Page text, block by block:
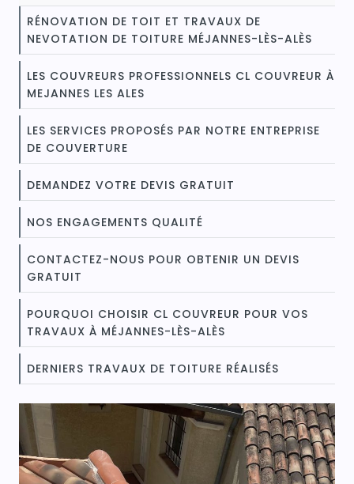
RÉNOVATION DE TOIT ET TRAVAUX DE
NEVOTATION DE TOITURE MÉJANNES-LÈS-ALÈS
LES COUVREURS PROFESSIONNELS CL COUVREUR À
MEJANNES LES ALES
LES SERVICES PROPOSÉS PAR NOTRE ENTREPRISE
DE COUVERTURE
DEMANDEZ VOTRE DEVIS GRATUIT
NOS ENGAGEMENTS QUALITÉ
CONTACTEZ-NOUS POUR OBTENIR UN DEVIS
GRATUIT
POURQUOI CHOISIR CL COUVREUR POUR VOS
TRAVAUX À MÉJANNES-LÈS-ALÈS
DERNIERS TRAVAUX DE TOITURE RÉALISÉS